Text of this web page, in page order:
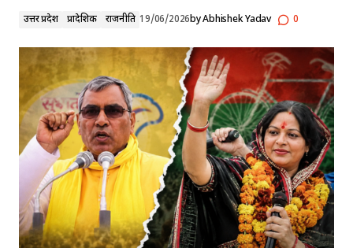
उत्तर प्रदेश प्रादेशिक राजनीति 19/06/2026byAbhishek Yadav 0